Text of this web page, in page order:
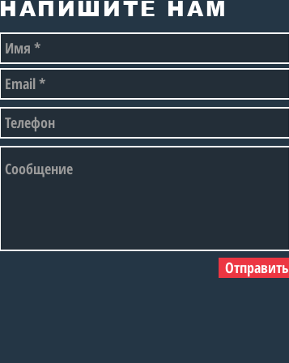
НАПИШИТЕ НАМ
Отправить